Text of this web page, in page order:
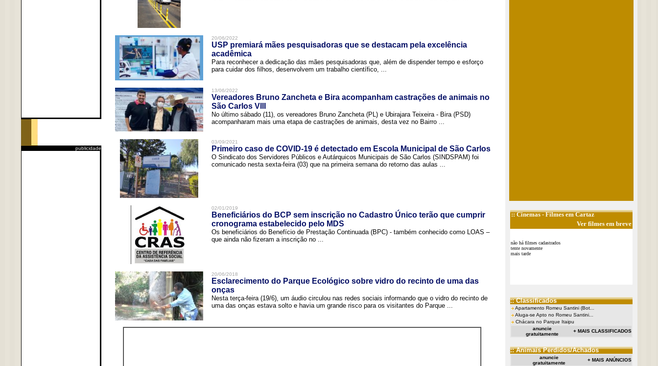
publicidade
20/06/2022
USP premiará mães pesquisadoras que se destacam pela excelência
acadêmica
Para reconhecer a dedicação das mães pesquisadoras que, além de dispender tempo e esforço
para cuidar dos filhos, desenvolvem um trabalho científico, ...
13/06/2022
Vereadores Bruno Zancheta e Bira acompanham castrações de animais no
São Carlos VIII
No último sábado (11), os vereadores Bruno Zancheta (PL) e Ubirajara Teixeira - Bira (PSD)
acompanharam mais uma etapa de castrações de animais, desta vez no Bairro ...
03/09/2021
Primeiro caso de COVID-19 é detectado em Escola Municipal de São Carlos
O Sindicato dos Servidores Públicos e Autárquicos Municipais de São Carlos (SINDSPAM) foi
comunicado nesta sexta-feira (03) que na primeira semana do retorno das aulas ...
02/01/2019
Beneficiários do BCP sem inscrição no Cadastro Único terão que cumprir
cronograma estabelecido pelo MDS
Os beneficiários do Benefício de Prestação Continuada (BPC) - também conhecido como LOAS –
que ainda não fizeram a inscrição no ...
20/06/2018
Esclarecimento do Parque Ecológico sobre vidro do recinto de uma das
onças
Nesta terça-feira (19/6), um áudio circulou nas redes sociais informando que o vidro do recinto de
uma das onças estava solto e havia um grande risco para os visitantes do Parque ...
::Cinemas- Filmes em Cartaz
Ver filmes em breve
não há filmes cadastrados
tente novamente
mais tarde
:: Classificados
Apartamento Romeu Santini (Bot...
Aluga-se Apto no Romeu Santini...
Chácara no Parque Itaipu
anuncie
gratuitamente
+ MAIS CLASSIFICADOS
:: Animais Perdidos/Achados
anuncie
gratuitamente
+ MAIS ANÚNCIOS